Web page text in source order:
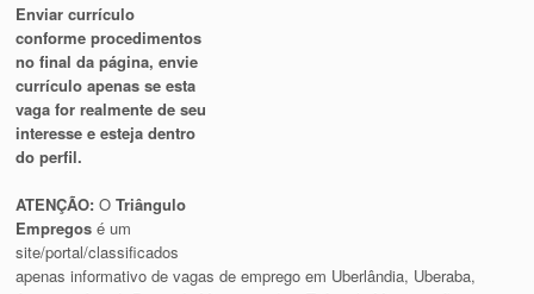
Enviar currículo
conforme procedimentos
no final da página, envie
currículo apenas se esta
vaga for realmente de seu
interesse e esteja dentro
do perfil.
ATENÇÃO: OTriângulo
Empregos é um
site/portal/classificados
apenas informativo de vagas de emprego em Uberlândia, Uberaba,